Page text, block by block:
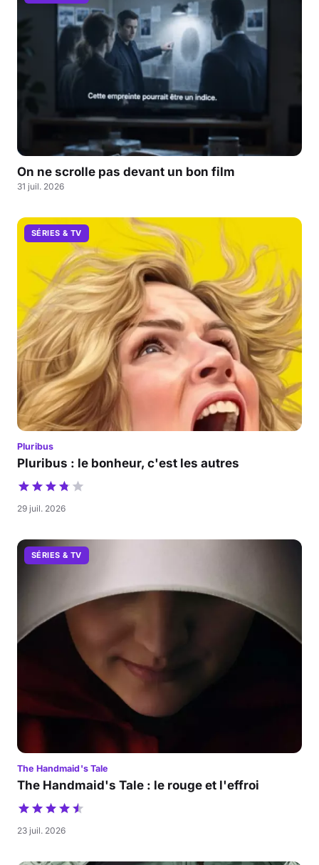
On ne scrolle pas devant un bon film
31 juil. 2026
SÉRIES & TV
Pluribus
Pluribus : le bonheur, c'est les autres
29 juil. 2026
SÉRIES & TV
The Handmaid's Tale
The Handmaid's Tale : le rouge et l'effroi
23 juil. 2026